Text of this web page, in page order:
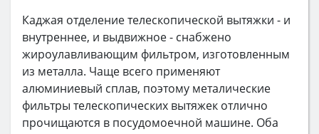
Каджая отделение телескопической вытяжки - и
внутреннее, и выдвижное - снабжено
жироулавливающим фильтром, изготовленным
из металла. Чаще всего применяют
алюминиевый сплав, поэтому металические
фильтры телескопических вытяжек отлично
прочищаются в посудомоечной машине. Оба